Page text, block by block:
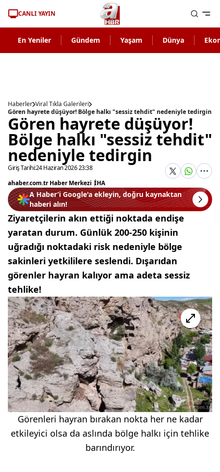
CANLI YAYIN
En Yeniler Gündem Yaşam Dünya
Haberler Viral Tıkla Galerileri
Gören hayrete düşüyor! Bölge halkı "sessiz tehdit" nedeniyle tedirgin
Gören hayrete düşüyor!
Bölge halkı "sessiz tehdit"
nedeniyle tedirgin
Giriş Tarihi:24 Haziran 2026 23:38
ahaber.com.tr Haber Merkezi |İHA
A Haber’i Google'a ekleyin, doğru kaynaktan
haberi alın!
Ziyaretçilerin akın ettiği noktada endişe
yaratan durum. Günlük 200-250 kişinin
uğradığı noktadaki risk nedeniyle bölge
sakinleri yetkililere seslendi. Dışarıdan
görenler hayran kalıyor ama adeta sessiz
tehlike!
Görenleri hayran bırakan nokta her ne kadar
etkileyici olsa da aslında bölge halkı için tehlike
barındırıyor.